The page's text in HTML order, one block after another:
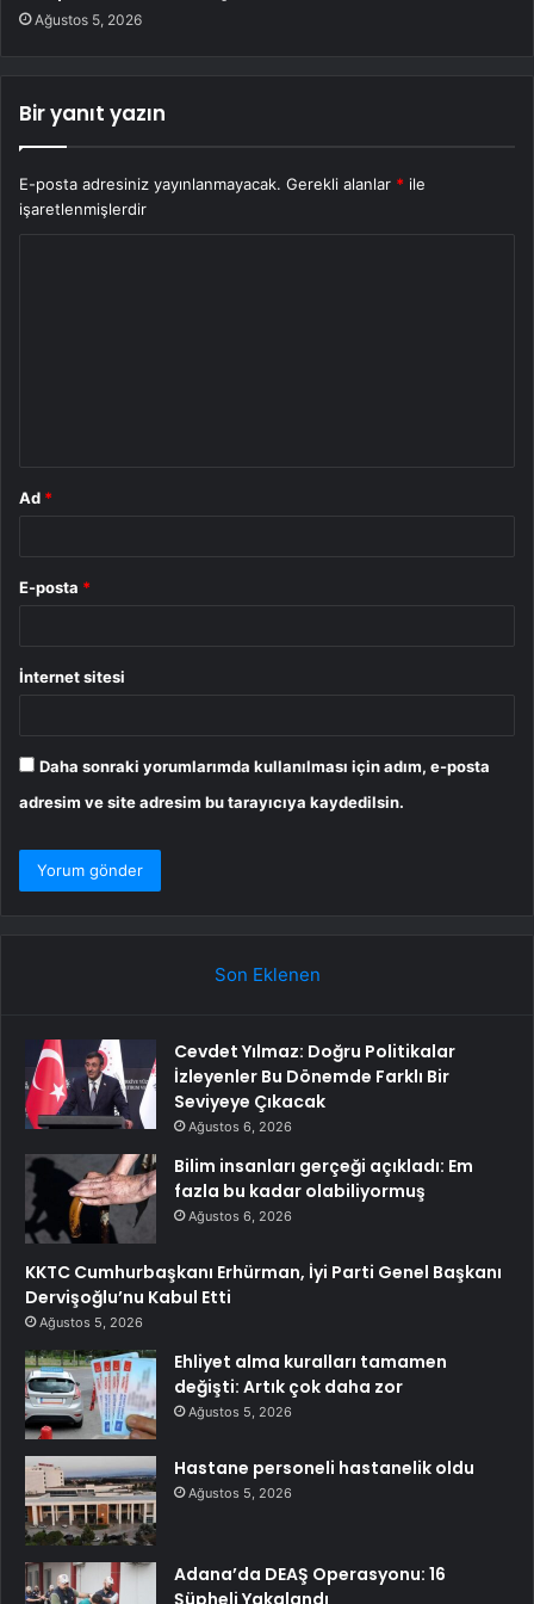
Ağustos 5, 2026
Bir yanıt yazın
E-posta adresiniz yayınlanmayacak. Gerekli alanlar * ile
işaretlenmişlerdir
Ad *
E-posta *
İnternet sitesi
Daha sonraki yorumlarımda kullanılması için adım, e-posta
adresim ve site adresim bu tarayıcıya kaydedilsin.
Son Eklenen
Cevdet Yılmaz: Doğru Politikalar
İzleyenler Bu Dönemde Farklı Bir
Seviyeye Çıkacak
Ağustos 6, 2026
Bilim insanları gerçeği açıkladı: Em
fazla bu kadar olabiliyormuş
Ağustos 6, 2026
KKTC Cumhurbaşkanı Erhürman, İyi Parti Genel Başkanı
Dervişoğlu’nu Kabul Etti
Ağustos 5, 2026
Ehliyet alma kuralları tamamen
değişti: Artık çok daha zor
Ağustos 5, 2026
Hastane personeli hastanelik oldu
Ağustos 5, 2026
Adana’da DEAŞ Operasyonu: 16